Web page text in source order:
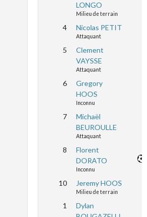
LONGO
Milieu de terrain
4 Nicolas PETIT
Attaquant
5
Clement
VAYSSE
Attaquant
6
Gregory
HOOS
Inconnu
7
Michaël
BEUROULLE
Attaquant
8
Florent
DORATO
Inconnu
10 Jeremy HOOS
Milieu de terrain
1
Dylan